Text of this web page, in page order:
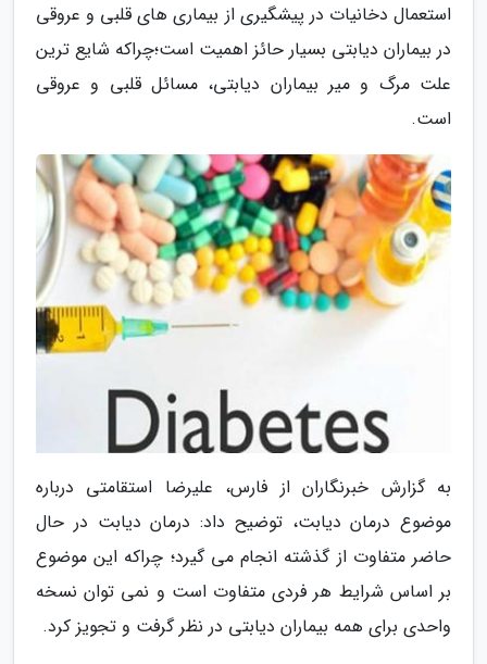
استعمال دخانیات در پیشگیری از بیماری های قلبی و عروقی
در بیماران دیابتی بسیار حائز اهمیت است؛چراکه شایع ترین
علت مرگ و میر بیماران دیابتی، مسائل قلبی و عروقی
است.
به گزارش خبرنگاران از فارس، علیرضا استقامتی درباره
موضوع درمان دیابت، توضیح داد: درمان دیابت در حال
حاضر متفاوت از گذشته انجام می گیرد؛ چراکه این موضوع
بر اساس شرایط هر فردی متفاوت است و نمی توان نسخه
واحدی برای همه بیماران دیابتی در نظر گرفت و تجویز کرد.